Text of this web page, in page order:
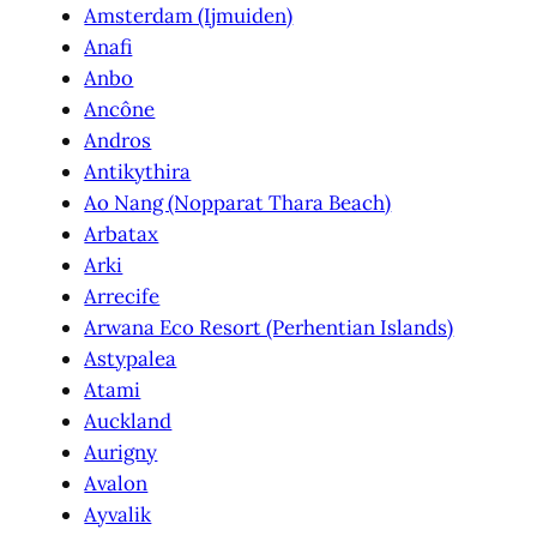
Amsterdam (Ijmuiden)
Anafi
Anbo
Ancône
Andros
Antikythira
Ao Nang (Nopparat Thara Beach)
Arbatax
Arki
Arrecife
Arwana Eco Resort (Perhentian Islands)
Astypalea
Atami
Auckland
Aurigny
Avalon
Ayvalik